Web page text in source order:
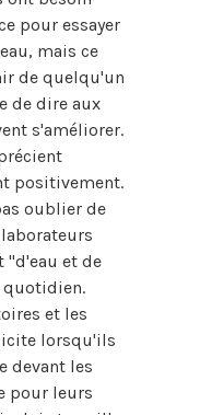
pour essayer
mais ce
de quelqu'un
de dire aux
s'améliorer.
positivement.
oublier de
"d'eau et de
quotidien.
et les
lorsqu'ils
devant les
pour leurs